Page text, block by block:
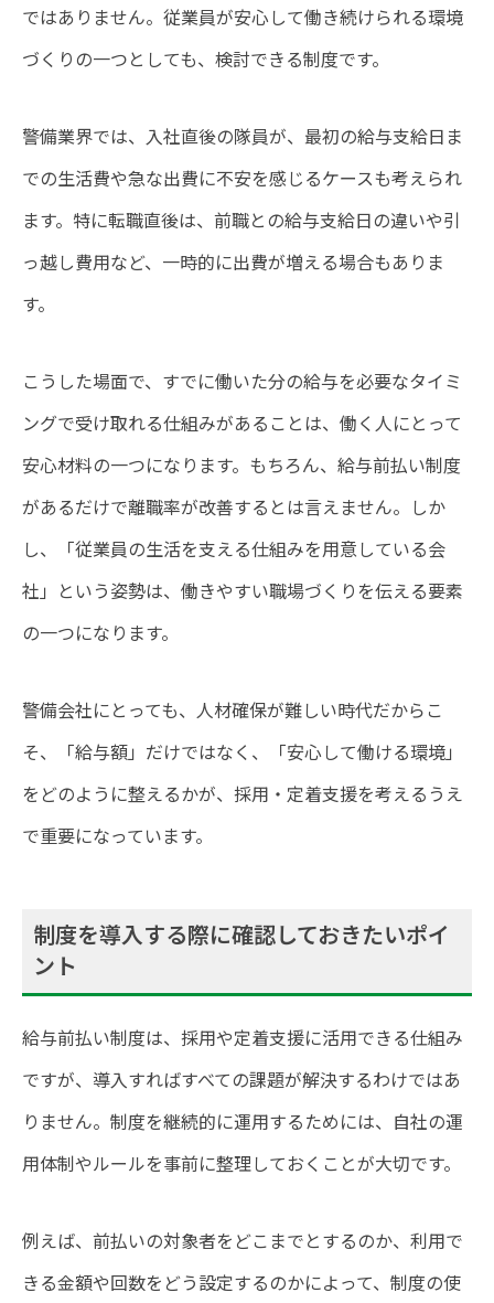
ではありません。従業員が安心して働き続けられる環境
づくりの一つとしても、検討できる制度です。
警備業界では、入社直後の隊員が、最初の給与支給日ま
での生活費や急な出費に不安を感じるケースも考えられ
ます。特に転職直後は、前職との給与支給日の違いや引
っ越し費用など、一時的に出費が増える場合もありま
す。
こうした場面で、すでに働いた分の給与を必要なタイミ
ングで受け取れる仕組みがあることは、働く人にとって
安心材料の一つになります。もちろん、給与前払い制度
があるだけで離職率が改善するとは言えません。しか
し、「従業員の生活を支える仕組みを用意している会
社」という姿勢は、働きやすい職場づくりを伝える要素
の一つになります。
警備会社にとっても、人材確保が難しい時代だからこ
そ、「給与額」だけではなく、「安心して働ける環境」
をどのように整えるかが、採用・定着支援を考えるうえ
で重要になっています。
制度を導入する際に確認しておきたいポイ
ント
給与前払い制度は、採用や定着支援に活用できる仕組み
ですが、導入すればすべての課題が解決するわけではあ
りません。制度を継続的に運用するためには、自社の運
用体制やルールを事前に整理しておくことが大切です。
例えば、前払いの対象者をどこまでとするのか、利用で
きる金額や回数をどう設定するのかによって、制度の使